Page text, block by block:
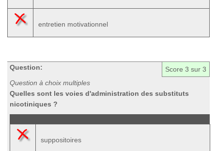
entretien motivationnel
Score 3 sur 3
Question:
Question à choix multiples
Quelles sont les voies d'administration des substituts
nicotiniques ?
suppositoires